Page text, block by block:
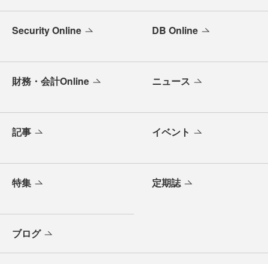
Security Online DB Online
財務・会計Online ニュース
記事 イベント
特集 定期誌
ブログ